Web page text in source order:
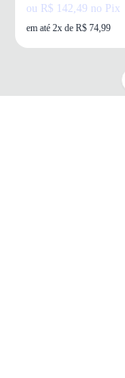
ou R$ 142,49 no Pix
em até 2x de R$ 74,99